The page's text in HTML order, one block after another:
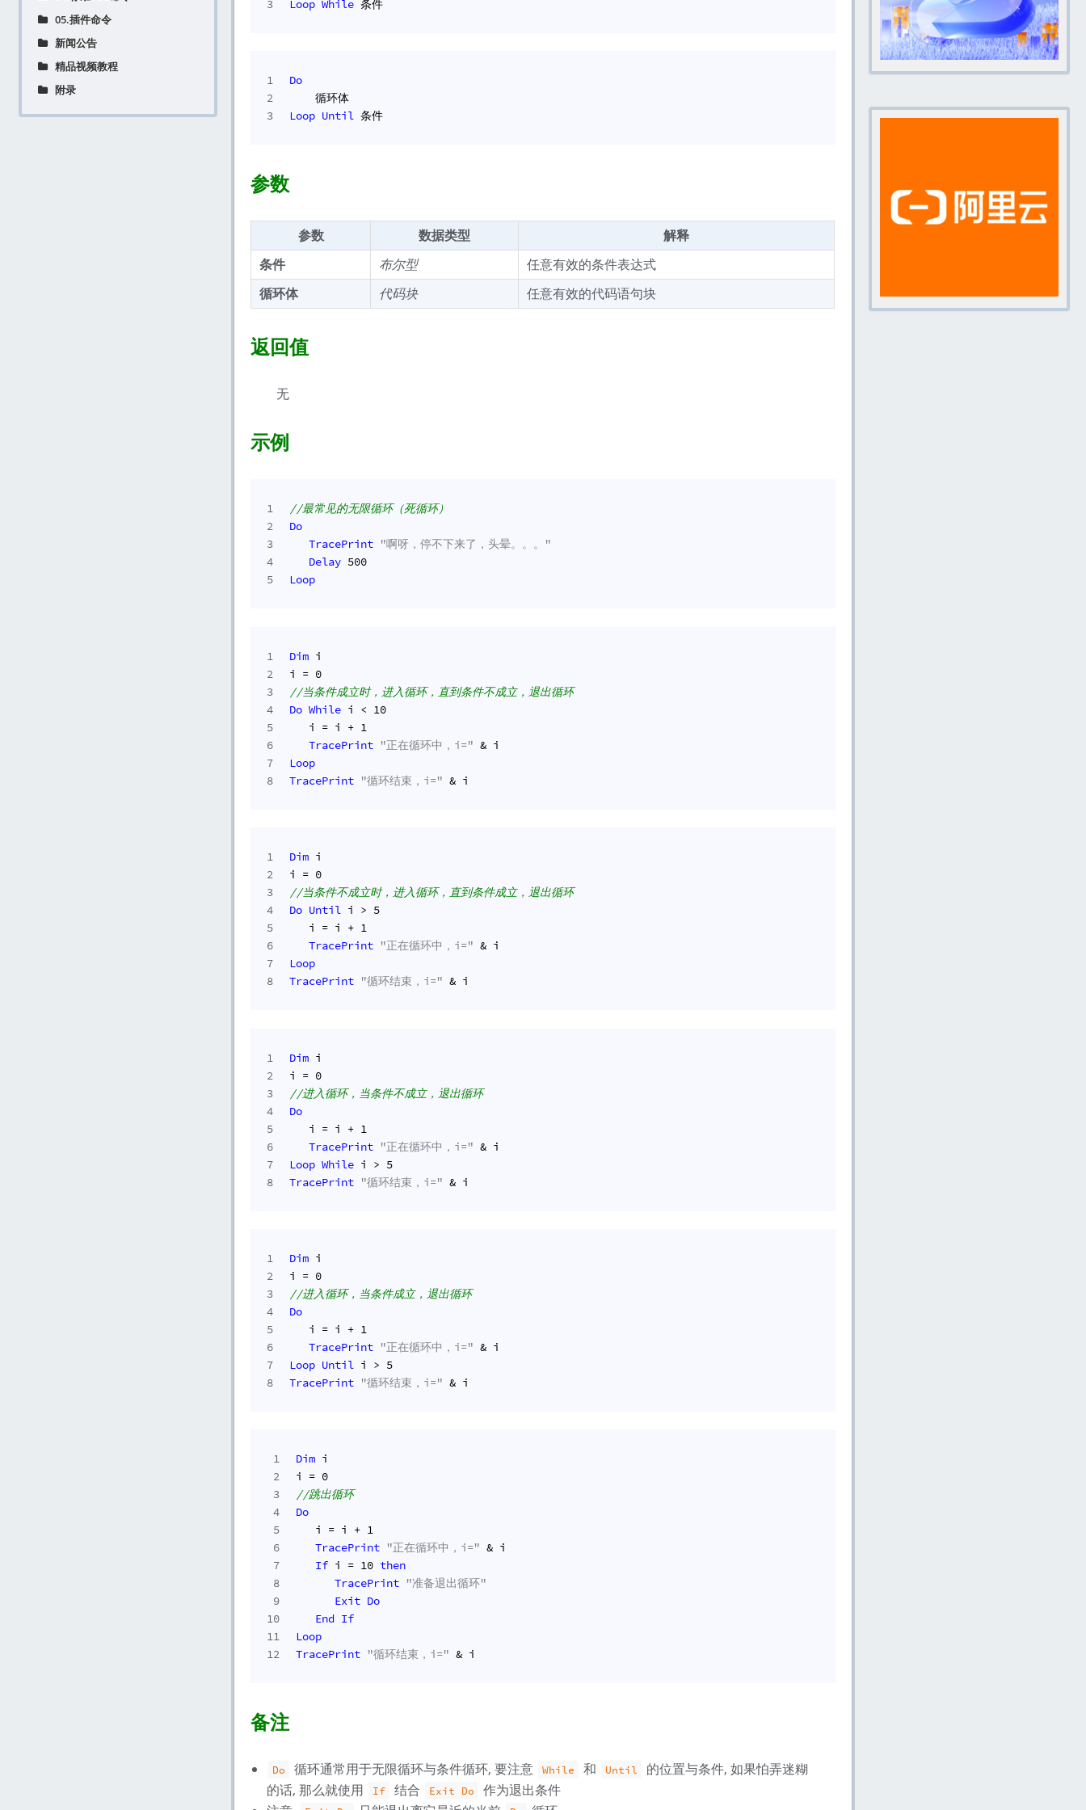
05.插件命令
新闻公告
精品视频教程
附录
3 Loop While 条件
1
2
3
Do
    循环体
Loop Until 条件
参数
参数 数据类型
解释
条件
布尔型
任意有效的条件表达式
循环体
代码块 任意有效的代码语句块
返回值
无
示例
1
2
3
4
5
//最常见的无限循环（死循环）
Do
TracePrint "啊呀，停不下来了，头晕。。。"
Delay 500
Loop
1
2
3
4
5
6
7
8
Dim i
i = 0
//当条件成立时，进入循环，直到条件不成立，退出循环
Do While i < 10
   i = i +
1
TracePrint "正在循环中，i=" & i
Loop
TracePrint "循环结束，i=" & i
1
2
3
4
5
6
7
8
Dim i
i = 0
//当条件不成立时，进入循环，直到条件成立，退出循环
Do Until i > 5
   i = i +
1
TracePrint "正在循环中，i=" & i
Loop
TracePrint "循环结束，i=" & i
1
2
3
4
5
6
7
8
Dim i
i = 0
//进入循环，当条件不成立，退出循环
Do
   i = i +
1
TracePrint "正在循环中，i=" & i
Loop While i > 5
TracePrint "循环结束，i=" & i
1
2
3
4
5
6
7
8
Dim i
i = 0
//进入循环，当条件成立，退出循环
Do
   i = i +
1
TracePrint "正在循环中，i=" & i
Loop Until i > 5
TracePrint "循环结束，i=" & i
1
2
3
4
5
6
7
8
9
10
11
12
Dim i
i = 0
//跳出循环
Do
   i = i +
1
TracePrint "正在循环中，i=" & i
If i = 10 then
TracePrint "准备退出循环"
Exit Do
End If
Loop
TracePrint "循环结束，i=" & i
备注
Do 循环通常用于无限循环与条件循环, 要注意 While 和 Until
的位置与条件, 如果怕弄迷糊
的话, 那么就使用
If 结合 Exit Do
作为退出条件